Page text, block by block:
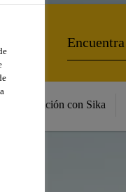
Formación con Sika